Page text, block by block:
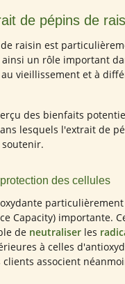
de pépins de
raisin est
un rôle important
vieillissement et à
des bienfaits
lesquels l'extrait de
des cellules
Capacity) importante.
de neutraliser les
à celles
associent